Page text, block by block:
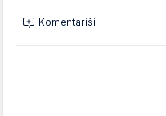
Komentariši